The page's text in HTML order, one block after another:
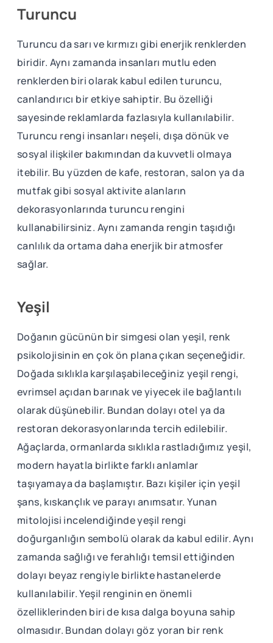
Turuncu
Turuncu da sarı ve kırmızı gibi enerjik renklerden
biridir. Aynı zamanda insanları mutlu eden
renklerden biri olarak kabul edilen turuncu,
canlandırıcı bir etkiye sahiptir. Bu özelliği
sayesinde reklamlarda fazlasıyla kullanılabilir.
Turuncu rengi insanları neşeli, dışa dönük ve
sosyal ilişkiler bakımından da kuvvetli olmaya
itebilir. Bu yüzden de kafe, restoran, salon ya da
mutfak gibi sosyal aktivite alanların
dekorasyonlarında turuncu rengini
kullanabilirsiniz. Aynı zamanda rengin taşıdığı
canlılık da ortama daha enerjik bir atmosfer
sağlar.
Yeşil
Doğanın gücünün bir simgesi olan yeşil, renk
psikolojisinin en çok ön plana çıkan seçeneğidir.
Doğada sıklıkla karşılaşabileceğiniz yeşil rengi,
evrimsel açıdan barınak ve yiyecek ile bağlantılı
olarak düşünebilir. Bundan dolayı otel ya da
restoran dekorasyonlarında tercih edilebilir.
Ağaçlarda, ormanlarda sıklıkla rastladığımız yeşil,
modern hayatla birlikte farklı anlamlar
taşıyamaya da başlamıştır. Bazı kişiler için yeşil
şans, kıskançlık ve parayı anımsatır. Yunan
mitolojisi incelendiğinde yeşil rengi
doğurganlığın sembolü olarak da kabul edilir. Aynı
zamanda sağlığı ve ferahlığı temsil ettiğinden
dolayı beyaz rengiyle birlikte hastanelerde
kullanılabilir. Yeşil renginin en önemli
özelliklerinden biri de kısa dalga boyuna sahip
olmasıdır. Bundan dolayı göz yoran bir renk